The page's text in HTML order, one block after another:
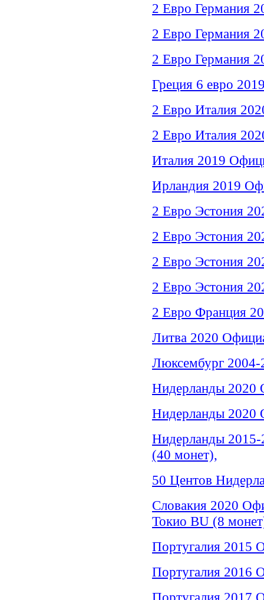
2 Евро Германия
2 Евро Германия
2 Евро Германия
Греция 6 евро
2 Евро Италия
2 Евро Италия
Италия 2019
Ирландия 2019
2 Евро Эстония
2 Евро Эстония
2 Евро Эстония
2 Евро Эстония
2 Евро Франция
Литва 2020
Люксембург
Нидерланды 2020
Нидерланды 2020
Нидерланды
(40 монет),
50 Центов
Словакия 2020
Токио BU (8
Португалия 2015
Португалия 2016